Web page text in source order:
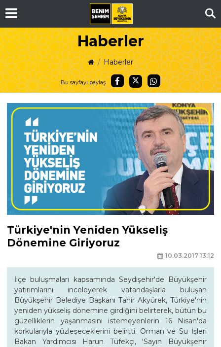
Haberler
Haberler
Bu sayfayı paylaş
Türkiye'nin Yeniden Yükseliş
Dönemine Giriyoruz
10.03.2017 13:12
İlçe buluşmaları kapsamında Seydişehir'de Büyükşehir
yatırımlarını inceleyerek vatandaşlarla buluşan
Büyükşehir Belediye Başkanı Tahir Akyürek, Türkiye'nin
yeniden yükseliş dönemine girdiğini belirterek, bütün bu
güzelliklerin yaşanmasını istemeyenlerin 16 Nisan'da
korkularıyla yüzleşeceklerini belirtti. Orman ve Su İşleri
Bakan Yardımcısı Harun Tüfekçi, 'Sayın Büyükşehir